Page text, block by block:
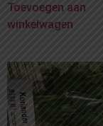
Toevoegen aan
winkelwagen